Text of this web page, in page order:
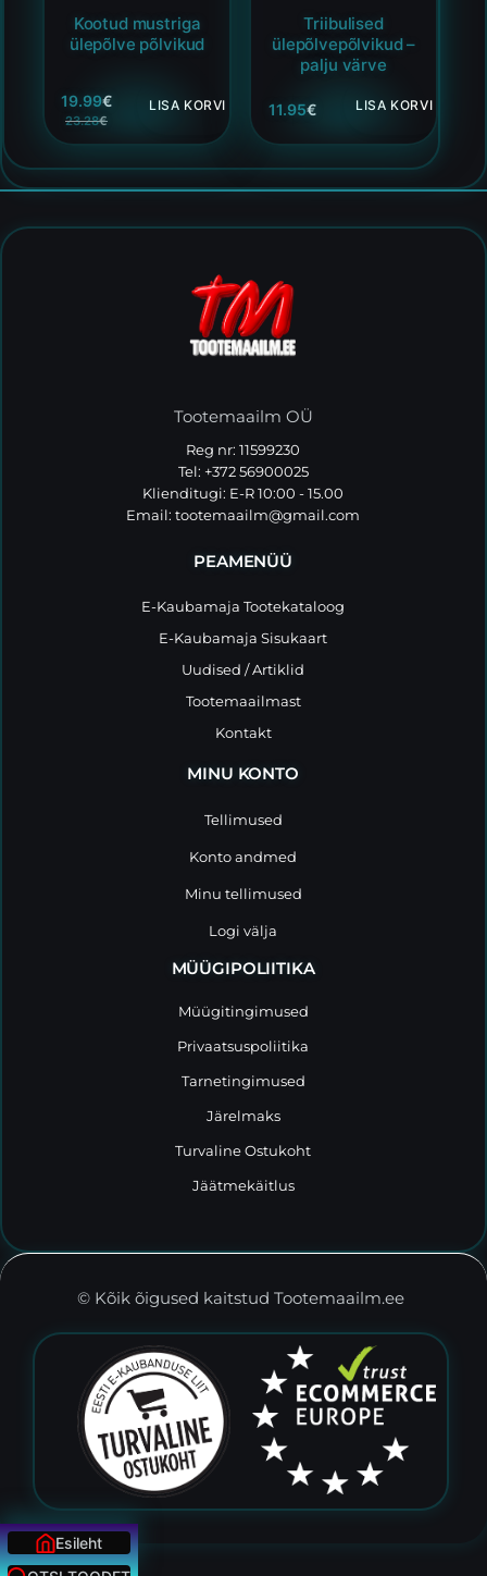
Kootud mustriga
ülepõlve põlvikud
23.28€
19.99€ LISA KORVI
Triibulised
ülepõlvepõlvikud –
palju värve
11.95€ LISA KORVI
Tootemaailm OÜ
Reg nr: 11599230
Tel: +372 56900025
Klienditugi: E-R 10:00 - 15.00
Email:tootemaailm@gmail.com
PEAMENÜÜ
E-Kaubamaja Tootekataloog
E-Kaubamaja Sisukaart
Uudised / Artiklid
Tootemaailmast
Kontakt
MINU KONTO
Tellimused
Konto andmed
Minu tellimused
Logi välja
MÜÜGIPOLIITIKA
Müügitingimused
Privaatsuspoliitika
Tarnetingimused
Järelmaks
Turvaline Ostukoht
Jäätmekäitlus
© Kõik õigused kaitstud Tootemaailm.ee
Esileht